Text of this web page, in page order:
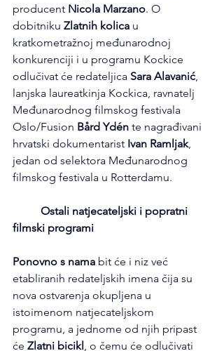
producent Nicola Marzano. O
dobitniku Zlatnih kolica u
kratkometražnoj međunarodnoj
konkurenciji i u programu Kockice
odlučivat će redateljica Sara Alavanić,
lanjska laureatkinja Kockica, ravnatelj
Međunarodnog filmskog festivala
Oslo/Fusion Bård Ydén te nagrađivani
hrvatski dokumentarist Ivan Ramljak,
jedan od selektora Međunarodnog
filmskog festivala u Rotterdamu.
Ostali natjecateljski i popratni
filmski programi
Ponovno s nama bit će i niz već
etabliranih redateljskih imena čija su
nova ostvarenja okupljena u
istoimenom natjecateljskom
programu, a jednome od njih pripast
će Zlatni bicikl , o čemu će odlučivati